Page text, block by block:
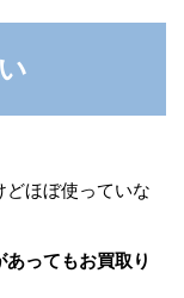
どほぼ使っていな
ってもお買取り